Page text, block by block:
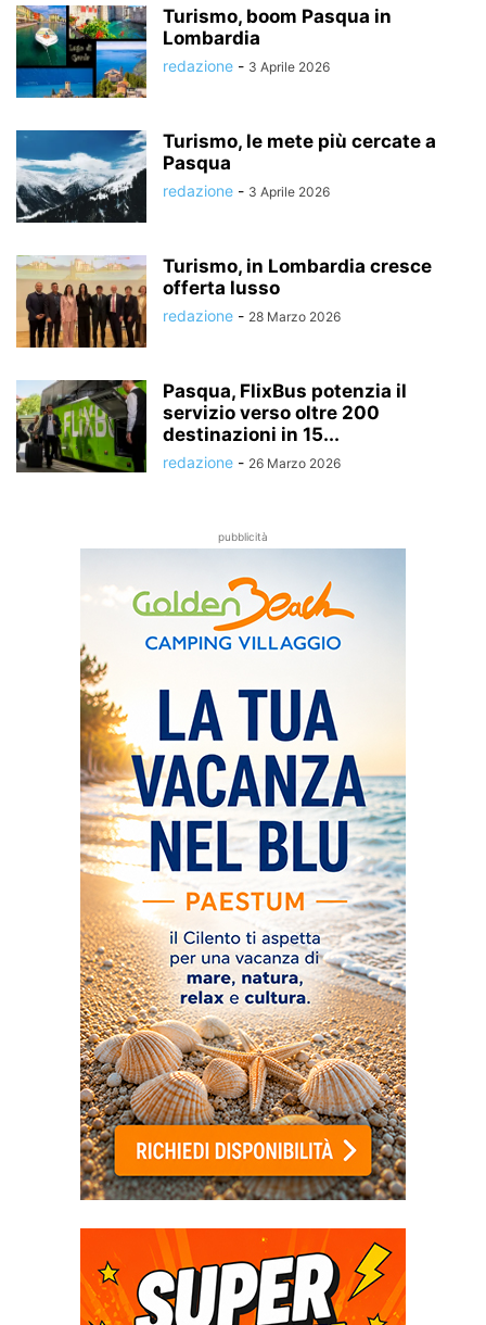
Turismo, boom Pasqua in
Lombardia
redazione - 3 Aprile 2026
Turismo, le mete più cercate a
Pasqua
redazione - 3 Aprile 2026
Turismo, in Lombardia cresce
offerta lusso
redazione - 28 Marzo 2026
Pasqua, FlixBus potenzia il
servizio verso oltre 200
destinazioni in 15...
redazione - 26 Marzo 2026
pubblicità